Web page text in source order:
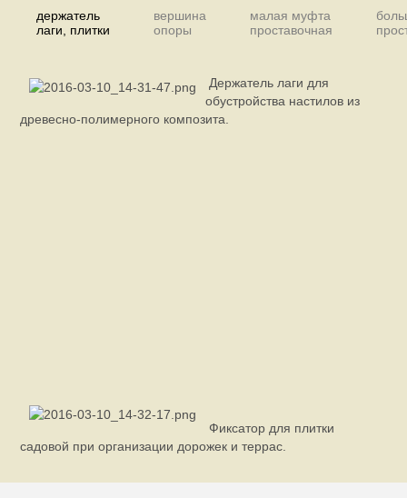
держатель
лаги, плитки
вершина
опоры
малая муфта
проставочная
Держатель лаги для
обустройства настилов из
древесно-полимерного композита.
Фиксатор для плитки
садовой при организации дорожек и террас.